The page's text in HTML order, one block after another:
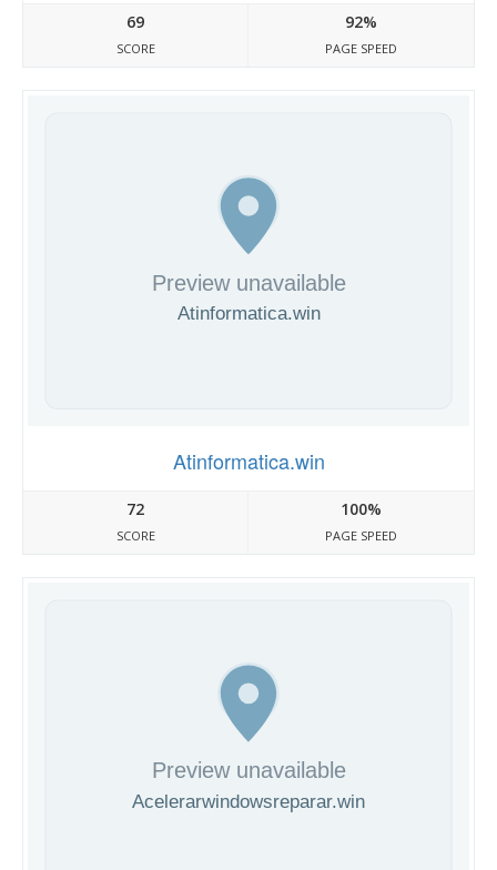
69
SCORE
92%
PAGE SPEED
Atinformatica.win
72
SCORE
100%
PAGE SPEED